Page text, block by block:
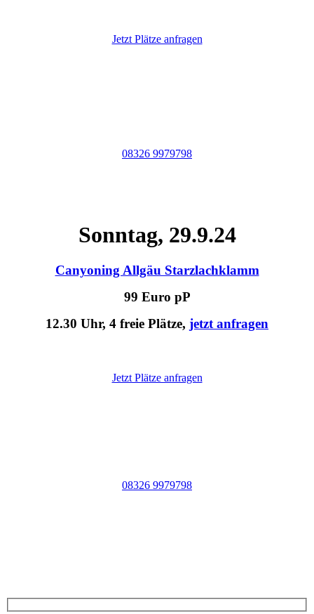
Jetzt Plätze anfragen
08326 9979798
Sonntag, 29.9.24
Canyoning Allgäu Starzlachklamm
99 Euro pP
12.30 Uhr, 4 freie Plätze, jetzt anfragen
Jetzt Plätze anfragen
08326 9979798